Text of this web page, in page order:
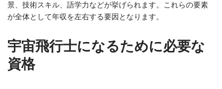
景、技術スキル、語学力などが挙げられます。これらの要素
が全体として年収を左右する要因となります。
宇宙飛行士になるために必要な
資格